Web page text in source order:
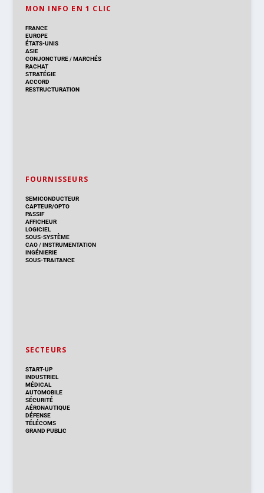
MON INFO EN 1 CLIC
FRANCE
EUROPE
ÉTATS-UNIS
ASIE
CONJONCTURE/ MARCHÉS
RACHAT
STRATÉGIE
ACCORD
RESTRUCTURATION
FOURNISSEURS
SEMICONDUCTEUR
CAPTEUR/OPTO
PASSIF
AFFICHEUR
LOGICIEL
SOUS-SYSTÈME
CAO/INSTRUMENTATION
INGÉNIERIE
SOUS-TRAITANCE
SECTEURS
START-UP
INDUSTRIEL
MÉDICAL
AUTOMOBILE
SÉCURITÉ
AÉRONAUTIQUE
DÉFENSE
TÉLÉCOMS
GRAND PUBLIC